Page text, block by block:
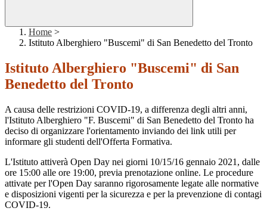
Home >
Istituto Alberghiero "Buscemi" di San Benedetto del Tronto
Istituto Alberghiero "Buscemi" di San
Benedetto del Tronto
A causa delle restrizioni COVID-19, a differenza degli altri anni,
l'Istituto Alberghiero "F. Buscemi" di San Benedetto del Tronto ha
deciso di organizzare l'orientamento inviando dei link utili per
informare gli studenti dell'Offerta Formativa.
L'Istituto attiverà Open Day nei giorni 10/15/16 gennaio 2021, dalle
ore 15:00 alle ore 19:00, previa prenotazione online. Le procedure
attivate per l'Open Day saranno rigorosamente legate alle normative
e disposizioni vigenti per la sicurezza e per la prevenzione di contagi
COVID-19.